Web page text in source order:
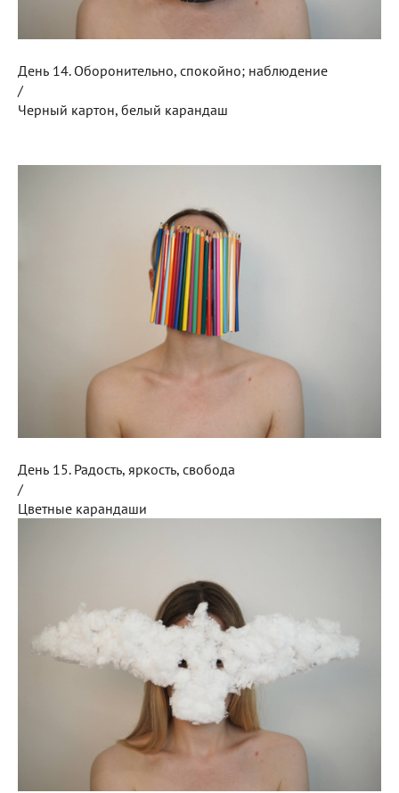
День 14. Оборонительно, спокойно; наблюдение
/
Черный картон, белый карандаш
День 15. Радость, яркость, свобода
/
Цветные карандаши